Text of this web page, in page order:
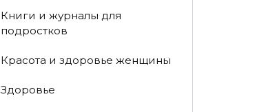
Книги и журналы для
подростков
Красота и здоровье женщины
Здоровье